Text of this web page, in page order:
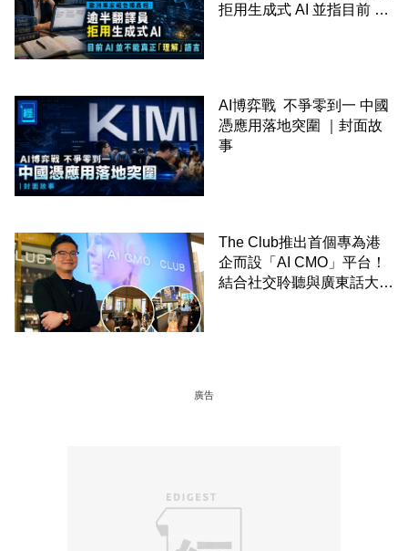
拒用生成式 AI 並指目前 AI
AI博弈戰 不爭零到一 中國
憑應用落地突圍 ｜封面故
事
The Club推出首個專為港
企而設「AI CMO」平台！
結合社交聆聽與廣東話大模
廣告